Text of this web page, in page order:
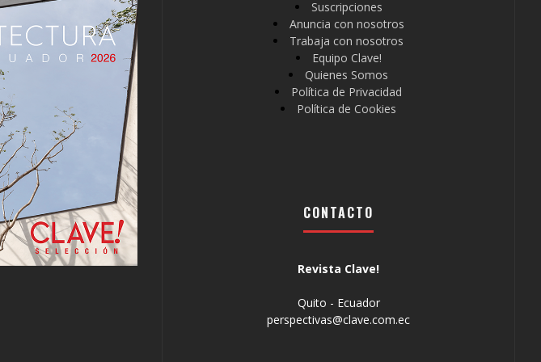
Suscripciones
Anuncia con nosotros
Trabaja con nosotros
Equipo Clave!
Quienes Somos
Política de Privacidad
Política de Cookies
CONTACTO
Revista Clave!
Quito - Ecuador
perspectivas@clave.com.ec